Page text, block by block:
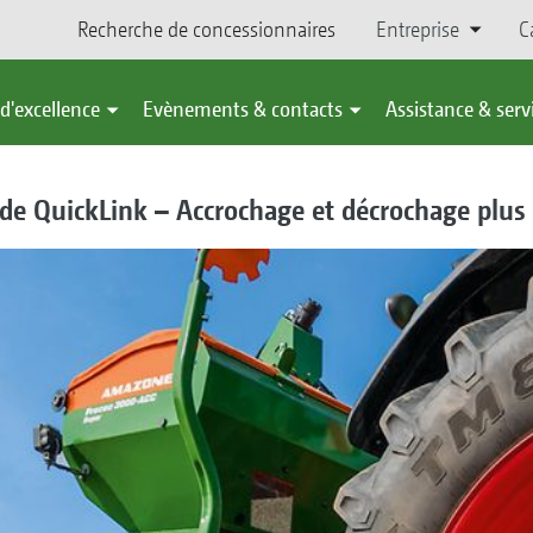
Recherche de concessionnaires Entreprise
Evènements & contacts Assistance &
QuickLink – Accrochage et décrochage